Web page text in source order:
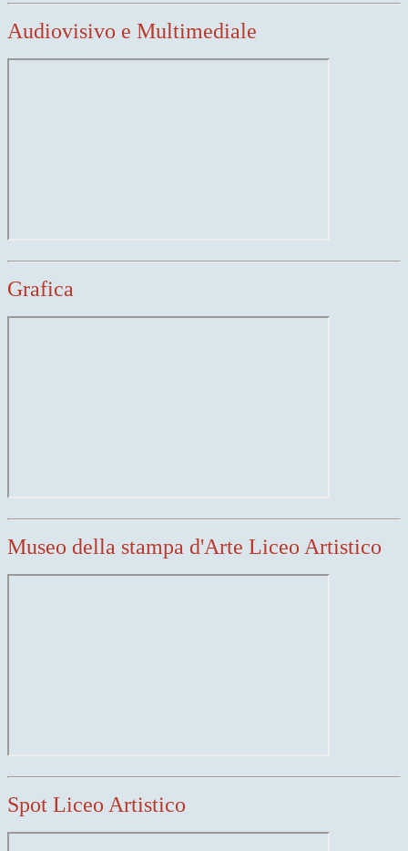
Audiovisivo e Multimediale
Grafica
Museo della stampa d'Arte Liceo Artistico
Spot Liceo Artistico